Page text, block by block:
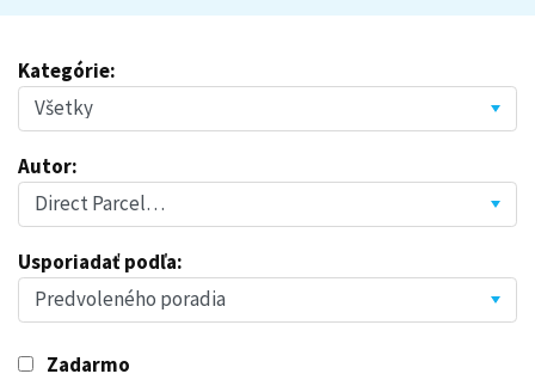
Kategórie:
Autor:
Usporiadať podľa:
Zadarmo